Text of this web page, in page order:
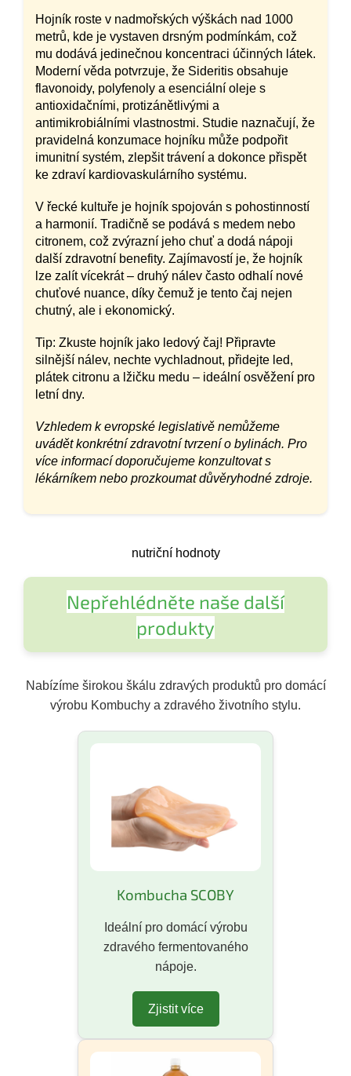
Hojník roste v nadmořských výškách nad 1000
metrů, kde je vystaven drsným podmínkám, což
mu dodává jedinečnou koncentraci účinných látek.
Moderní věda potvrzuje, že Sideritis obsahuje
flavonoidy, polyfenoly a esenciální oleje s
antioxidačními, protizánětlivými a
antimikrobiálními vlastnostmi. Studie naznačují, že
pravidelná konzumace hojníku může podpořit
imunitní systém, zlepšit trávení a dokonce přispět
ke zdraví kardiovaskulárního systému.
V řecké kultuře je hojník spojován s pohostinností
a harmonií. Tradičně se podává s medem nebo
citronem, což zvýrazní jeho chuť a dodá nápoji
další zdravotní benefity. Zajímavostí je, že hojník
lze zalít vícekrát – druhý nálev často odhalí nové
chuťové nuance, díky čemuž je tento čaj nejen
chutný, ale i ekonomický.
Tip: Zkuste hojník jako ledový čaj! Připravte
silnější nálev, nechte vychladnout, přidejte led,
plátek citronu a lžičku medu – ideální osvěžení pro
letní dny.
Vzhledem k evropské legislativě nemůžeme
uvádět konkrétní zdravotní tvrzení o bylinách. Pro
více informací doporučujeme konzultovat s
lékárníkem nebo prozkoumat důvěryhodné zdroje.
nutriční hodnoty
Nepřehlédněte naše další
produkty
Nabízíme širokou škálu zdravých produktů pro domácí
výrobu Kombuchy a zdravého životního stylu.
Kombucha SCOBY
Ideální pro domácí výrobu
zdravého fermentovaného
nápoje.
Zjistit více